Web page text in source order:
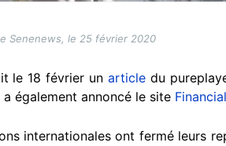
Senenews, le 25 février 2020
le 18 février unarticle du
également annoncé le site
internationales ont fermé leurs